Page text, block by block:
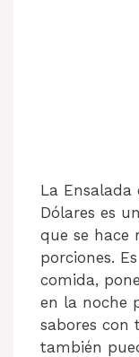
La
Dólares es
que se hace
porciones.
comida,
en la noche
sabores con
también